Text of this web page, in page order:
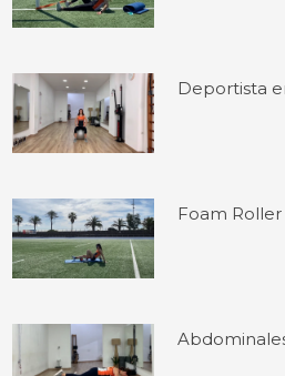
Deportista
Foam